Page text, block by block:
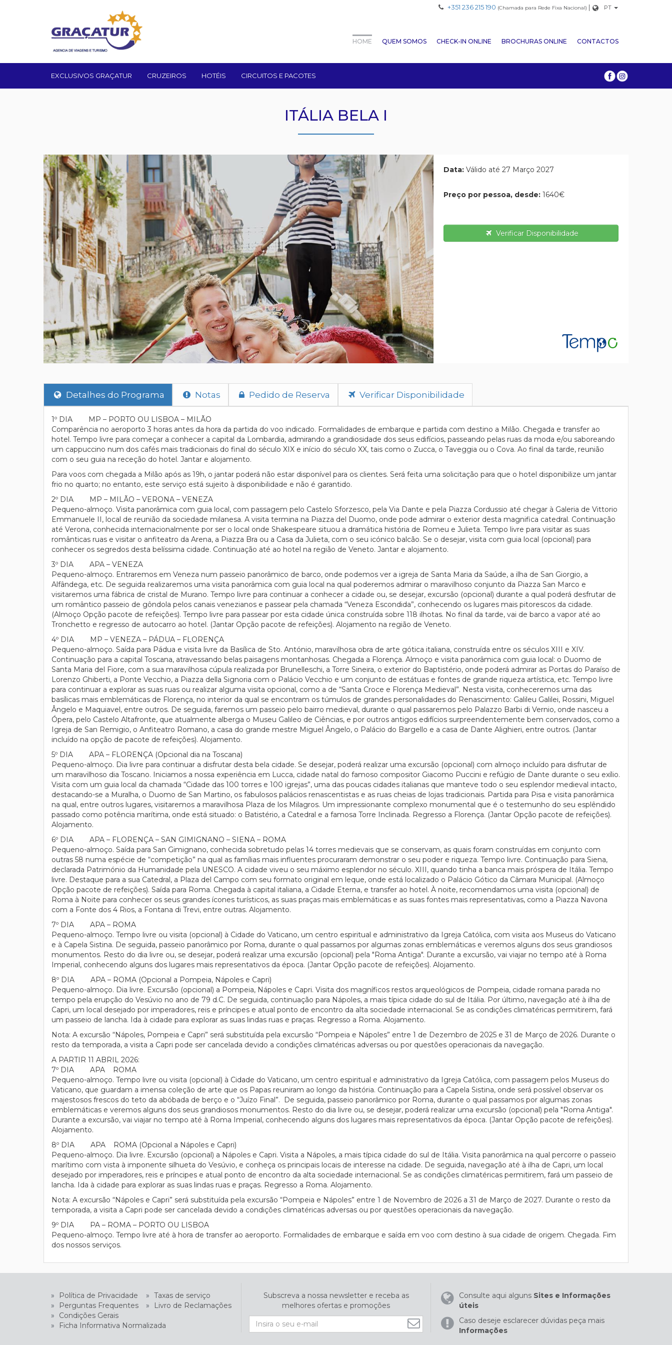
+351 236 215 190 (Chamada para Rede Fixa Nacional) | PT
HOME QUEM SOMOS CHECK-IN ONLINE BROCHURAS ONLINE CONTACTOS
EXCLUSIVOS GRAÇATUR CRUZEIROS HOTÉIS CIRCUITOS E PACOTES
ITÁLIA BELA I
Data: Válido até 27 Março 2027
Preço por pessoa, desde: 1640€
Verificar Disponibilidade
Detalhes do Programa Notas Pedido de Reserva Verificar Disponibilidade
1º DIA MP – PORTO OU LISBOA – MILÃO
Comparência no aeroporto 3 horas antes da hora da partida do voo indicado. Formalidades de embarque e partida com destino a Milão. Chegada e transfer ao
hotel. Tempo livre para começar a conhecer a capital da Lombardia, admirando a grandiosidade dos seus edifícios, passeando pelas ruas da moda e/ou saboreando
um cappuccino num dos cafés mais tradicionais do final do século XIX e início do século XX, tais como o Zucca, o Taveggia ou o Cova. Ao final da tarde, reunião
com o seu guia na receção do hotel. Jantar e alojamento.
Para voos com chegada a Milão após as 19h, o jantar poderá não estar disponível para os clientes. Será feita uma solicitação para que o hotel disponibilize um jantar
frio no quarto; no entanto, este serviço está sujeito à disponibilidade e não é garantido.
2º DIA MP – MILÃO – VERONA – VENEZA
Pequeno-almoço. Visita panorâmica com guia local, com passagem pelo Castelo Sforzesco, pela Via Dante e pela Piazza Cordussio até chegar à Galeria de Vittorio
Emmanuele II, local de reunião da sociedade milanesa. A visita termina na Piazza del Duomo, onde pode admirar o exterior desta magnifica catedral. Continuação
até Verona, conhecida internacionalmente por ser o local onde Shakespeare situou a dramática história de Romeu e Julieta. Tempo livre para visitar as suas
românticas ruas e visitar o anfiteatro da Arena, a Piazza Bra ou a Casa da Julieta, com o seu icónico balcão. Se o desejar, visita com guia local (opcional) para
conhecer os segredos desta belíssima cidade. Continuação até ao hotel na região de Veneto. Jantar e alojamento.
3º DIA APA – VENEZA
Pequeno-almoço. Entraremos em Veneza num passeio panorâmico de barco, onde podemos ver a igreja de Santa Maria da Saúde, a ilha de San Giorgio, a
Alfândega, etc. De seguida realizaremos uma visita panorâmica com guia local na qual poderemos admirar o maravilhoso conjunto da Piazza San Marco e
visitaremos uma fábrica de cristal de Murano. Tempo livre para continuar a conhecer a cidade ou, se desejar, excursão (opcional) durante a qual poderá desfrutar de
um romântico passeio de gôndola pelos canais venezianos e passear pela chamada “Veneza Escondida”, conhecendo os lugares mais pitorescos da cidade.
(Almoço Opção pacote de refeições). Tempo livre para passear por esta cidade única construída sobre 118 ilhotas. No final da tarde, vai de barco a vapor até ao
Tronchetto e regresso de autocarro ao hotel. (Jantar Opção pacote de refeições). Alojamento na região de Veneto.
4º DIA MP – VENEZA – PÁDUA – FLORENÇA
Pequeno-almoço. Saída para Pádua e visita livre da Basílica de Sto. António, maravilhosa obra de arte gótica italiana, construída entre os séculos XIII e XIV.
Continuação para a capital Toscana, atravessando belas paisagens montanhosas. Chegada a Florença. Almoço e visita panorâmica com guia local: o Duomo de
Santa Maria del Fiore, com a sua maravilhosa cúpula realizada por Brunelleschi, a Torre Sineira, o exterior do Baptistério, onde poderá admirar as Portas do Paraíso de
Lorenzo Ghiberti, a Ponte Vecchio, a Piazza della Signoria com o Palácio Vecchio e um conjunto de estátuas e fontes de grande riqueza artística, etc. Tempo livre
para continuar a explorar as suas ruas ou realizar alguma visita opcional, como a de “Santa Croce e Florença Medieval”. Nesta visita, conheceremos uma das
basílicas mais emblemáticas de Florença, no interior da qual se encontram os túmulos de grandes personalidades do Renascimento: Galileu Galilei, Rossini, Miguel
Ângelo e Maquiavel, entre outros. De seguida, faremos um passeio pelo bairro medieval, durante o qual passaremos pelo Palazzo Barbi di Vernio, onde nasceu a
Ópera, pelo Castelo Altafronte, que atualmente alberga o Museu Galileo de Ciências, e por outros antigos edifícios surpreendentemente bem conservados, como a
Igreja de San Remigio, o Anfiteatro Romano, a casa do grande mestre Miguel Ângelo, o Palácio do Bargello e a casa de Dante Alighieri, entre outros. (Jantar
incluído na opção de pacote de refeições). Alojamento.
5º DIA APA – FLORENÇA (Opcional dia na Toscana)
Pequeno-almoço. Dia livre para continuar a disfrutar desta bela cidade. Se desejar, poderá realizar uma excursão (opcional) com almoço incluído para disfrutar de
um maravilhoso dia Toscano. Iniciamos a nossa experiência em Lucca, cidade natal do famoso compositor Giacomo Puccini e refúgio de Dante durante o seu exílio.
Visita com um guia local da chamada “Cidade das 100 torres e 100 igrejas”, uma das poucas cidades italianas que manteve todo o seu esplendor medieval intacto,
destacando-se a Muralha, o Duomo de San Martino, os fabulosos palácios renascentistas e as ruas cheias de lojas tradicionais. Partida para Pisa e visita panorâmica
na qual, entre outros lugares, visitaremos a maravilhosa Plaza de los Milagros. Um impressionante complexo monumental que é o testemunho do seu esplêndido
passado como potência marítima, onde está situado: o Batistério, a Catedral e a famosa Torre Inclinada. Regresso a Florença. (Jantar Opção pacote de refeições).
Alojamento.
6º DIA APA – FLORENÇA – SAN GIMIGNANO – SIENA – ROMA
Pequeno-almoço. Saída para San Gimignano, conhecida sobretudo pelas 14 torres medievais que se conservam, as quais foram construídas em conjunto com
outras 58 numa espécie de “competição” na qual as famílias mais influentes procuraram demonstrar o seu poder e riqueza. Tempo livre. Continuação para Siena,
declarada Património da Humanidade pela UNESCO. A cidade viveu o seu máximo esplendor no século. XIII, quando tinha a banca mais próspera de Itália. Tempo
livre. Destaque para a sua Catedral, a Plaza del Campo com seu formato original em leque, onde está localizado o Palácio Gótico da Câmara Municipal. (Almoço
Opção pacote de refeições). Saída para Roma. Chegada à capital italiana, a Cidade Eterna, e transfer ao hotel. À noite, recomendamos uma visita (opcional) de
Roma à Noite para conhecer os seus grandes ícones turísticos, as suas praças mais emblemáticas e as suas fontes mais representativas, como a Piazza Navona
com a Fonte dos 4 Rios, a Fontana di Trevi, entre outras. Alojamento.
7º DIA APA – ROMA
Pequeno-almoço. Tempo livre ou visita (opcional) à Cidade do Vaticano, um centro espiritual e administrativo da Igreja Católica, com visita aos Museus do Vaticano
e à Capela Sistina. De seguida, passeio panorâmico por Roma, durante o qual passamos por algumas zonas emblemáticas e veremos alguns dos seus grandiosos
monumentos. Resto do dia livre ou, se desejar, poderá realizar uma excursão (opcional) pela "Roma Antiga". Durante a excursão, vai viajar no tempo até à Roma
Imperial, conhecendo alguns dos lugares mais representativos da época. (Jantar Opção pacote de refeições). Alojamento.
8º DIA APA – ROMA (Opcional a Pompeia, Nápoles e Capri)
Pequeno-almoço. Dia livre. Excursão (opcional) a Pompeia, Nápoles e Capri. Visita dos magníficos restos arqueológicos de Pompeia, cidade romana parada no
tempo pela erupção do Vesúvio no ano de 79 d.C. De seguida, continuação para Nápoles, a mais típica cidade do sul de Itália. Por último, navegação até à ilha de
Capri, um local desejado por imperadores, reis e príncipes e atual ponto de encontro da alta sociedade internacional. Se as condições climatéricas permitirem, fará
um passeio de lancha. Ida à cidade para explorar as suas lindas ruas e praças. Regresso a Roma. Alojamento.
Nota: A excursão “Nápoles, Pompeia e Capri” será substituída pela excursão “Pompeia e Nápoles” entre 1 de Dezembro de 2025 e 31 de Março de 2026. Durante o
resto da temporada, a visita a Capri pode ser cancelada devido a condições climatéricas adversas ou por questões operacionais da navegação.
A PARTIR 11 ABRIL 2026:
7º DIA APA ROMA
Pequeno-almoço. Tempo livre ou visita (opcional) à Cidade do Vaticano, um centro espiritual e administrativo da Igreja Católica, com passagem pelos Museus do
Vaticano, que guardam a imensa coleção de arte que os Papas reuniram ao longo da história. Continuação para a Capela Sistina, onde será possível observar os
majestosos frescos do teto da abóbada de berço e o “Juízo Final”. De seguida, passeio panorâmico por Roma, durante o qual passamos por algumas zonas
emblemáticas e veremos alguns dos seus grandiosos monumentos. Resto do dia livre ou, se desejar, poderá realizar uma excursão (opcional) pela "Roma Antiga".
Durante a excursão, vai viajar no tempo até à Roma Imperial, conhecendo alguns dos lugares mais representativos da época. (Jantar Opção pacote de refeições).
Alojamento.
8º DIA APA ROMA (Opcional a Nápoles e Capri)
Pequeno-almoço. Dia livre. Excursão (opcional) a Nápoles e Capri. Visita a Nápoles, a mais típica cidade do sul de Itália. Visita panorâmica na qual percorre o passeio
marítimo com vista à imponente silhueta do Vesúvio, e conheça os principais locais de interesse na cidade. De seguida, navegação até à ilha de Capri, um local
desejado por imperadores, reis e príncipes e atual ponto de encontro da alta sociedade internacional. Se as condições climatéricas permitirem, fará um passeio de
lancha. Ida à cidade para explorar as suas lindas ruas e praças. Regresso a Roma. Alojamento.
Nota: A excursão “Nápoles e Capri” será substituída pela excursão “Pompeia e Nápoles” entre 1 de Novembro de 2026 a 31 de Março de 2027. Durante o resto da
temporada, a visita a Capri pode ser cancelada devido a condições climatéricas adversas ou por questões operacionais da navegação.
9º DIA PA – ROMA – PORTO OU LISBOA
Pequeno-almoço. Tempo livre até à hora de transfer ao aeroporto. Formalidades de embarque e saída em voo com destino à sua cidade de origem. Chegada. Fim
dos nossos serviços.
» Política de Privacidade » Taxas de serviço
»
Perguntas Frequentes »
Livro de Reclamações
»
Condições Gerais
»
Ficha Informativa Normalizada
Subscreva a nossa newsletter e receba as
melhores ofertas e promoções
Consulte aqui alguns Sites e Informações
úteis
Caso deseje esclarecer dúvidas peça mais
Informações